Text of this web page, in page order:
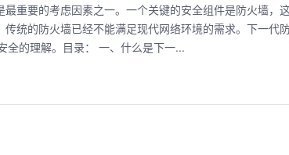
重要的考虑因素之一。一个关键的安全组件是防火墙，
统的防火墙已经不能满足现代网络环境的需求。下一
全的理解。目录： 一、什么是下一...